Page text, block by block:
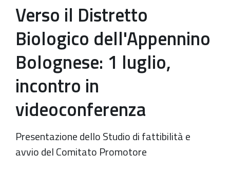
Verso il Distretto
Biologico dell'Appennino
Bolognese: 1 luglio,
incontro in
videoconferenza
Presentazione dello Studio di fattibilità e
avvio del Comitato Promotore